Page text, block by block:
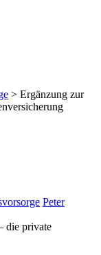
> Ergänzung zur
Peter